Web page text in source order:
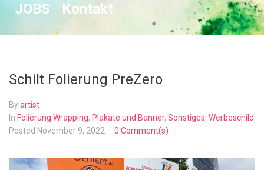
JOBS
Kontakt
Schilt Folierung PreZero
Byartist
In Folierung Wrapping, Plakate und Banner, Sonstiges, Werbeschild
Posted November 9, 2022 0 Comment(s)